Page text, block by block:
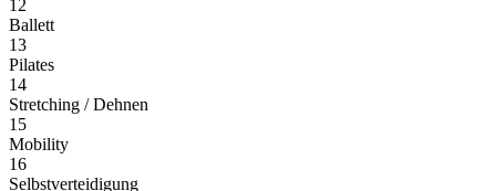
12
Ballett
13
Pilates
14
Stretching / Dehnen
15
Mobility
16
Selbstverteidigung